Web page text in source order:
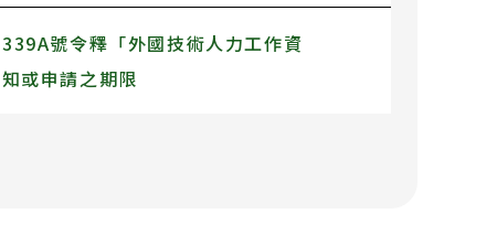
號令釋「外國技術人力工作資
或申請之期限